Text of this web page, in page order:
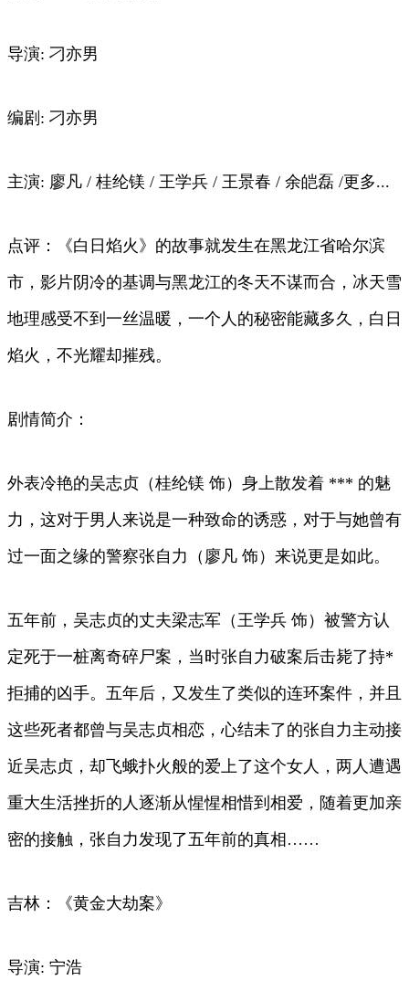
导演: 刁亦男
编剧: 刁亦男
主演: 廖凡 / 桂纶镁 / 王学兵 / 王景春 / 余皑磊 /更多...
点评：《白日焰火》的故事就发生在黑龙江省哈尔滨
市，影片阴冷的基调与黑龙江的冬天不谋而合，冰天雪
地理感受不到一丝温暖，一个人的秘密能藏多久，白日
焰火，不光耀却摧残。
剧情简介：
外表冷艳的吴志贞（桂纶镁 饰）身上散发着 *** 的魅
力，这对于男人来说是一种致命的诱惑，对于与她曾有
过一面之缘的警察张自力（廖凡 饰）来说更是如此。
五年前，吴志贞的丈夫梁志军（王学兵 饰）被警方认
定死于一桩离奇碎尸案，当时张自力破案后击毙了持*
拒捕的凶手。五年后，又发生了类似的连环案件，并且
这些死者都曾与吴志贞相恋，心结未了的张自力主动接
近吴志贞，却飞蛾扑火般的爱上了这个女人，两人遭遇
重大生活挫折的人逐渐从惺惺相惜到相爱，随着更加亲
密的接触，张自力发现了五年前的真相……
吉林：《黄金大劫案》
导演: 宁浩